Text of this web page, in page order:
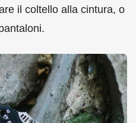
il coltello alla cintura, o